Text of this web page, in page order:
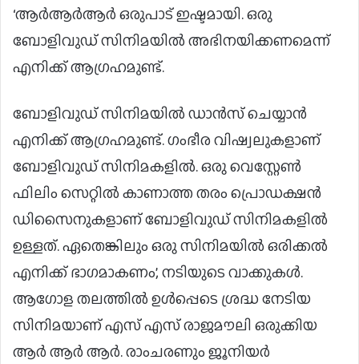
‘ആർആർആർ ഒരുപാട് ഇഷ്ടമായി. ഒരു
ബോളിവുഡ് സിനിമയിൽ അഭിനയിക്കണമെന്ന്
എനിക്ക് ആഗ്രഹമുണ്ട്.
ബോളിവുഡ് സിനിമയിൽ ഡാൻസ് ചെയ്യാൻ
എനിക്ക് ആഗ്രഹമുണ്ട്. ഗംഭീര വിഷ്വലുകളാണ്
ബോളിവുഡ് സിനിമകളിൽ. ഒരു വെസ്റ്റേൺ
ഫിലിം സെറ്റിൽ കാണാത്ത തരം പ്രൊഡക്ഷൻ
ഡിസൈനുകളാണ് ബോളിവുഡ് സിനിമകളിൽ
ഉള്ളത്. ഏതെങ്കിലും ഒരു സിനിമയിൽ ഒരിക്കൽ
എനിക്ക് ഭാഗമാകണം’, നടിയുടെ വാക്കുകൾ.
ആഗോള തലത്തിൽ ഉൾപ്പെടെ ശ്രദ്ധ നേടിയ
സിനിമയാണ് എസ് എസ് രാജമൗലി ഒരുക്കിയ
ആർ ആർ ആർ. രാംചരണും ജൂനിയർ